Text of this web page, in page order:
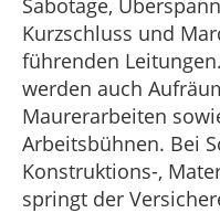
Kurzschluss und
führenden
werden auch
Maurerarbeiten
Arbeitsbühnen. Bei
Konstruktions-,
springt der